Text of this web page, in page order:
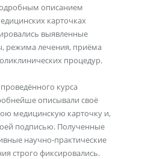
описанием
карточках
выявленные
режима лечения, приёма
процедур.
курса
описывали своё
медицинскую карточку и,
подписью. Полученные
научно-практические
строго фиксировались.